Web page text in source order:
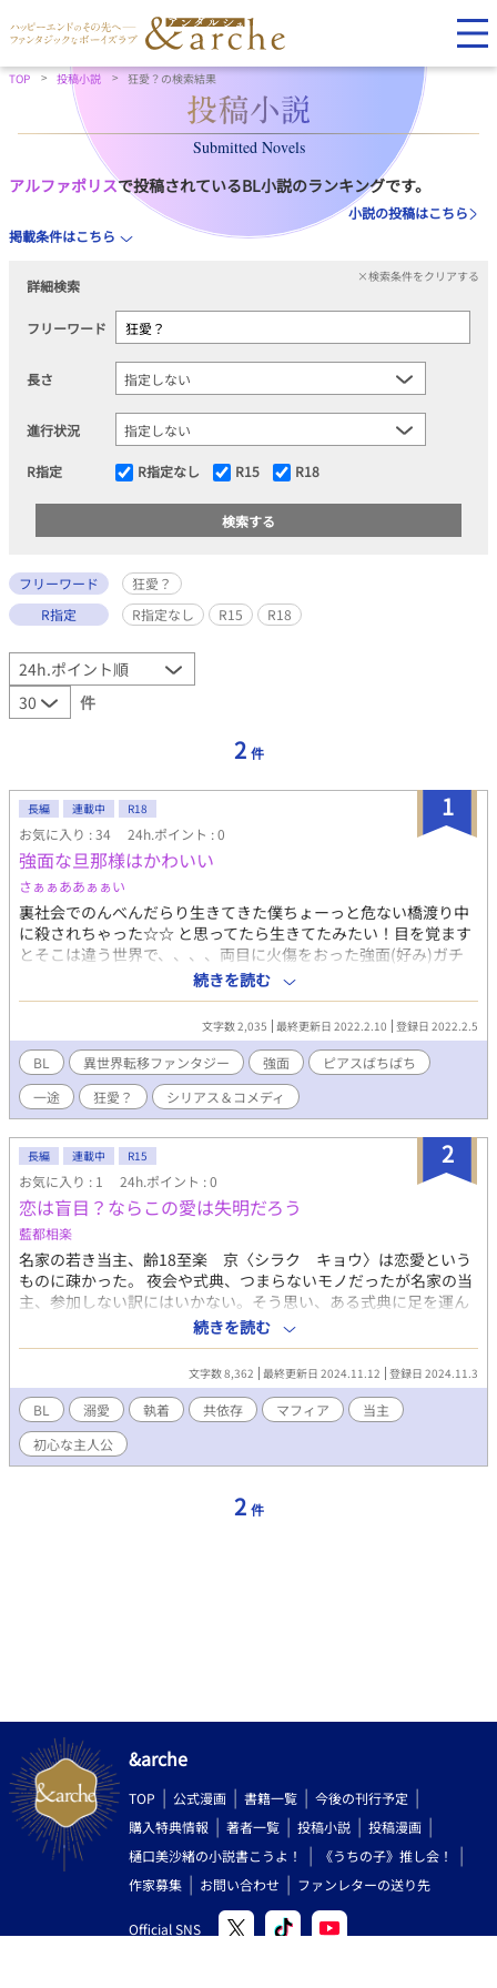
TOP 投稿小説 狂愛？の検索結果
Submitted Novels
アルファポリスで投稿されているBL小説のランキングです。
小説の投稿はこちら
掲載条件はこちら
詳細検索
×検索条件をクリアする
フリーワード
長さ
進行状況
R指定 R指定なし R15 R18
フリーワード
狂愛？
R指定
R指定なし R15 R18
件
2 件
1
長編 連載中 R18
お気に入り : 34 24h.ポイント : 0
強面な旦那様はかわいい
さぁぁああぁぁい
裏社会でのんべんだらり生きてきた僕ちょーっと危ない橋渡り中
に殺されちゃった☆☆ と思ってたら生きてたみたい！目を覚ます
とそこは違う世界で、、、、両目に火傷をおった強面(好み)ガチ
ムチ(好み)トラ耳しっぽ(大勃起)に襲われかけて、、、、、
┈┈┈┈┈┈┈┈┈┈ この私作者様より 受け攻め異論認めない異
文化交流じゃとのことです。 シリアスアリギャグあり 剣と魔法の
獣人が嫌われ系な世界観でお送りします。 私の作品にしては珍し
く総丸々ないです。一途系ですどす黒いですが
続きを読む
文字数 2,035 最終更新日 2022.2.10 登録日 2022.2.5
BL 異世界転移ファンタジー 強面
ピアスばちばち
一途
狂愛？ シリアス＆コメディ
2
長編 連載中 R15
お気に入り : 1 24h.ポイント : 0
恋は盲目？ならこの愛は失明だろう
藍都相楽
名家の若き当主、齢18至楽 京〈シラク キョウ〉は恋愛という
ものに疎かった。 夜会や式典、つまらないモノだったが名家の当
主、参加しない訳にはいかない。そう思い、ある式典に足を運ん
だ時。 そこで京が目にしたは、シャンパンを運んできた、燕尾服
の青年。聞く所によれば、マフィアの風変わりな幹部。 だが、京
も成人、許嫁の話が舞い込む。 古い考えの家柄は、同性、まして
はマフィアなどあり得ない。 こんな中、想いは実るのか...？？ 純
愛？狂愛？そんな物語でございます。
続きを読む
文字数 8,362 最終更新日 2024.11.12 登録日 2024.11.3
BL 溺愛 執着 共依存 マフィア
当主
初心な主人公
2 件
&arche
TOP 公式漫画 書籍一覧
今後の刊行予定
購入特典情報
著者一覧 投稿小説
投稿漫画
樋口美沙緒の小説書こうよ！
《うちの子》推し会！
作家募集
お問い合わせ ファンレターの送り先
Official SNS